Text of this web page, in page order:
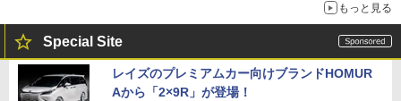
もっと見る
Special Site
レイズのプレミアムカー向けブランドHOMUR
Aから「2×9R」が登場！